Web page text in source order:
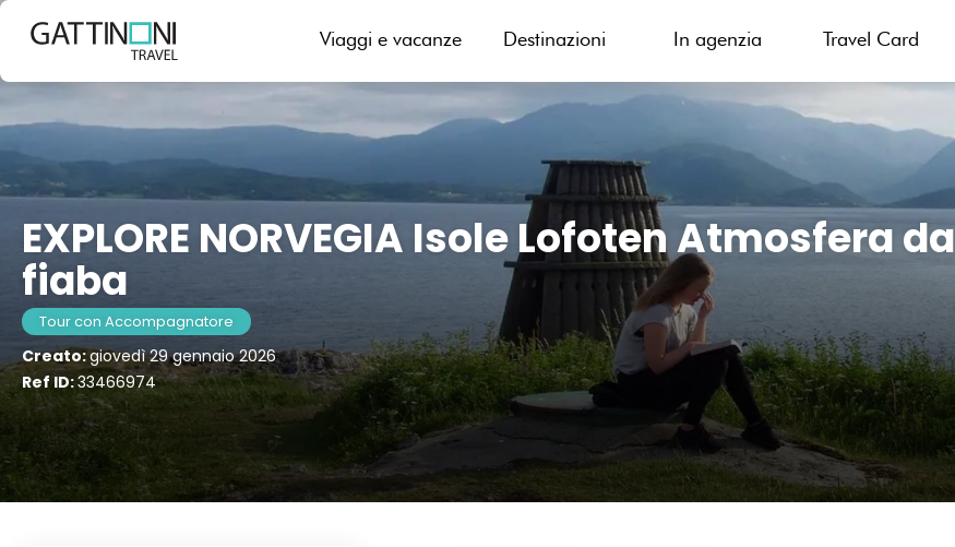
Viaggi e vacanze Destinazioni In agenzia Travel Card
EXPLORE NORVEGIA Isole Lofoten Atmosfera da
fiaba
Tour con Accompagnatore
Creato:giovedì 29 gennaio 2026
Ref ID:33466974
Evenes, Norvegia